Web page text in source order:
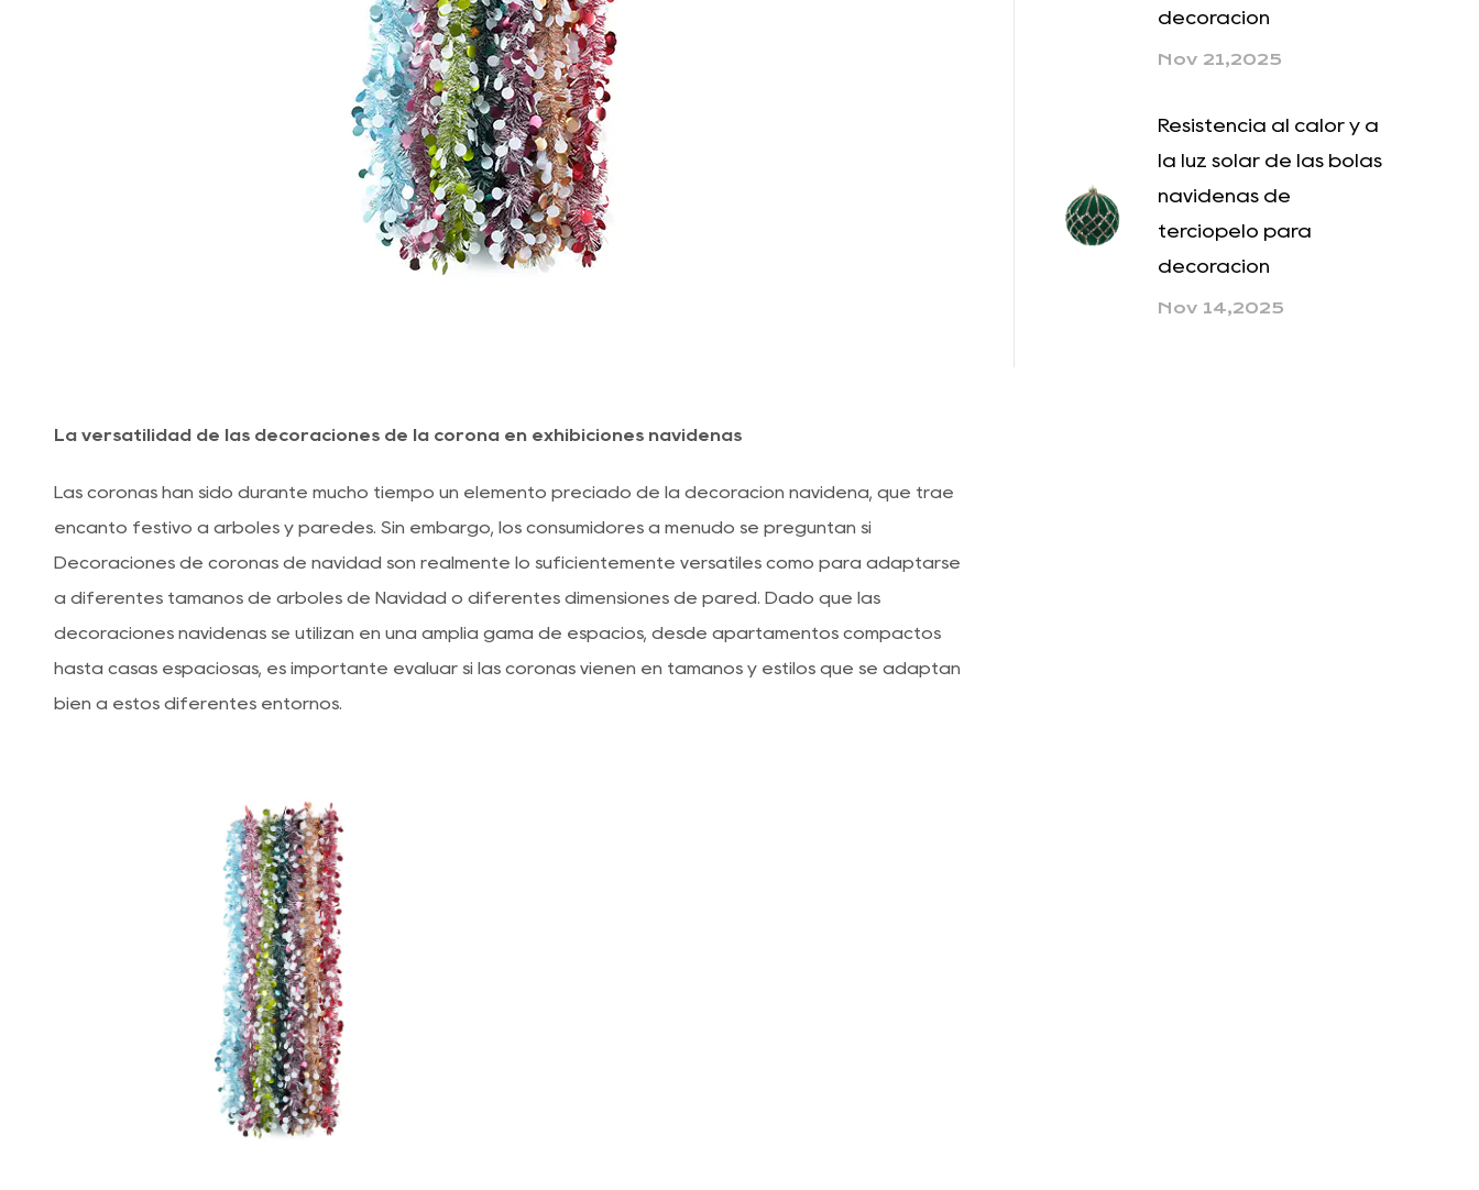
decoración
Nov 21,2025
Resistencia al calor y a
la luz solar de las bolas
navideñas de
terciopelo para
decoración
Nov 14,2025
La versatilidad de las decoraciones de la corona en exhibiciones navideñas
Las coronas han sido durante mucho tiempo un elemento preciado de la decoración navideña, que trae
encanto festivo a árboles y paredes. Sin embargo, los consumidores a menudo se preguntan si
Decoraciones de coronas de navidad son realmente lo suficientemente versátiles como para adaptarse
a diferentes tamaños de árboles de Navidad o diferentes dimensiones de pared. Dado que las
decoraciones navideñas se utilizan en una amplia gama de espacios, desde apartamentos compactos
hasta casas espaciosas, es importante evaluar si las coronas vienen en tamaños y estilos que se adaptan
bien a estos diferentes entornos.